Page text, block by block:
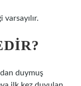
duymuş